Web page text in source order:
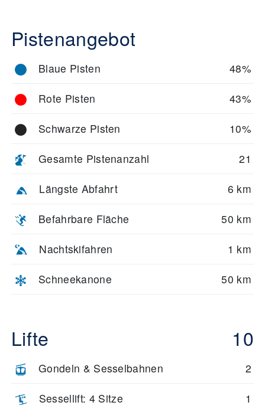
Pistenangebot
Blaue Pisten 48%
Rote Pisten 43%
Schwarze Pisten 10%
Gesamte Pistenanzahl 21
Längste Abfahrt 6 km
Befahrbare Fläche 50 km
Nachtskifahren 1 km
Schneekanone 50 km
Lifte 10
Gondeln & Sesselbahnen 2
Sessellift: 4 Sitze 1